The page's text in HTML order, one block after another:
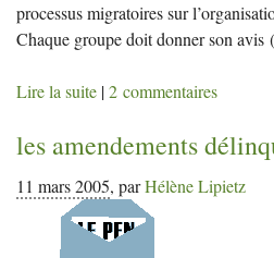
processus migratoires sur
Chaque groupe doit donner son avis
Lire la suite |2 commentaires
les amendements
11 mars 2005, parHélène Lipietz